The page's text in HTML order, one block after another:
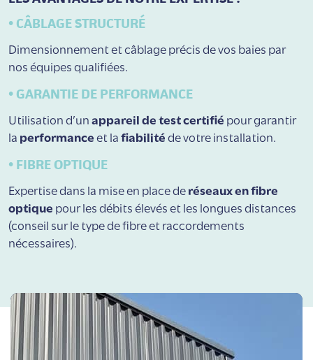
• CÂBLAGE STRUCTURÉ
Dimensionnement et câblage précis de vos baies par
nos équipes qualifiées.
• GARANTIE DE PERFORMANCE
Utilisation d’unappareil de test certifié pour garantir
la performanceet lafiabilitéde votre installation.
• FIBRE OPTIQUE
Expertise dans la mise en place deréseaux en fibre
optique pour les débits élevés et les longues distances
(conseil sur le type de fibre et raccordements
nécessaires).